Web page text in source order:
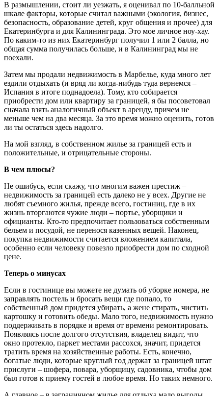
В размышлении, стоит ли уезжать, я оценивал по 10-балльной
шкале факторы, которые считал важными (экология, бизнес,
безопасность, образование детей, круг общения и прочее) для
Екатеринбурга и для Калининграда. Это мое личное ноу-хау.
По каким-то из них Екатеринбург получил 1 или 2 балла, но
общая сумма получилась больше, и в Калининград мы не
поехали.
Затем мы продали недвижимость в Марбелье, куда много лет
ездили отдыхать (и вряд ли когда-нибудь туда вернемся –
Испания в итоге поднадоела). Тому, кто собирается
приобрести дом или квартиру за границей, я бы посоветовал
сначала взять аналогичный объект в аренду, причем не
меньше чем на два месяца. За это время можно оценить, готов
ли ты остаться здесь надолго.
На мой взгляд, в собственном жилье за границей есть и
положительные, и отрицательные стороны.
В чем плюсы?
Не ошибусь, если скажу, что многим важен престиж –
недвижимость за границей есть далеко не у всех. Другие не
любят съемного жилья, прежде всего, гостиниц, где в их
жизнь вторгаются чужие люди – портье, уборщики и
официанты. Кто-то предпочитает пользоваться собственным
бельем и посудой, не перенося казенных вещей. Наконец,
покупка недвижимости считается вложением капитала,
особенно если человеку повезло приобрести дом по сходной
цене.
Теперь о минусах
Если в гостинице вы можете не думать об уборке номера, не
заправлять постель и бросать вещи где попало, то
собственный дом придется убирать, а жене стирать, чистить
картошку и готовить обеды. Мало того, недвижимость нужно
поддерживать в порядке и время от времени ремонтировать.
Появляясь после долгого отсутствия, владелец видит, что
окно протекло, паркет местами рассохся, значит, придется
тратить время на хозяйственные работы. Есть, конечно,
богатые люди, которые круглый год держат за границей штат
прислуги – шофера, повара, уборщицу, садовника, чтобы дом
был готов к приему гостей в любое время. Но таких немного.